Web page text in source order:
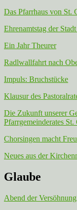
Das Pfarrhaus von St.
Ehrenamtstag der
Ein Jahr Theurer
Radlwallfahrt nach
Impuls: Bruchstücke
Klausur des
Die Zukunft unserer
Pfarrgemeinderates
Chorsingen macht
Neues aus der
Glaube
Abend der Versöhnung